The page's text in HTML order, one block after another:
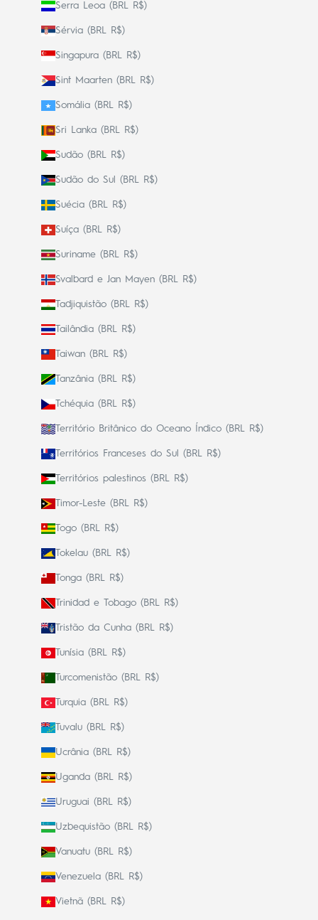
Serra Leoa (BRL R$)
Sérvia (BRL R$)
Singapura (BRL R$)
Sint Maarten (BRL R$)
Somália (BRL R$)
Sri Lanka (BRL R$)
Sudão (BRL R$)
Sudão do Sul (BRL R$)
Suécia (BRL R$)
Suíça (BRL R$)
Suriname (BRL R$)
Svalbard e Jan Mayen (BRL R$)
Tadjiquistão (BRL R$)
Tailândia (BRL R$)
Taiwan (BRL R$)
Tanzânia (BRL R$)
Tchéquia (BRL R$)
Território Britânico do Oceano Índico (BRL R$)
Territórios Franceses do Sul (BRL R$)
Territórios palestinos (BRL R$)
Timor-Leste (BRL R$)
Togo (BRL R$)
Tokelau (BRL R$)
Tonga (BRL R$)
Trinidad e Tobago (BRL R$)
Tristão da Cunha (BRL R$)
Tunísia (BRL R$)
Turcomenistão (BRL R$)
Turquia (BRL R$)
Tuvalu (BRL R$)
Ucrânia (BRL R$)
Uganda (BRL R$)
Uruguai (BRL R$)
Uzbequistão (BRL R$)
Vanuatu (BRL R$)
Venezuela (BRL R$)
Vietnã (BRL R$)